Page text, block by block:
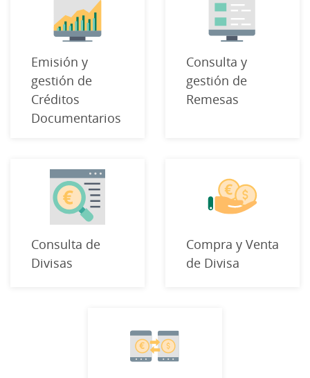
Emisión y
gestión de
Créditos
Documentarios
Consulta y
gestión de
Remesas
Consulta de
Divisas
Compra y Venta
de Divisa